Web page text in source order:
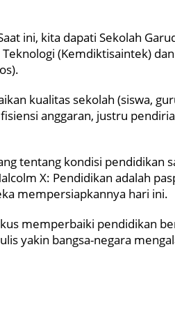
ini, kita dapati Sekolah
(Kemdiktisaintek)
kualitas sekolah (siswa,
anggaran, justru
tentang kondisi pendidikan
X: Pendidikan adalah
mempersiapkannya hari ini.
memperbaiki pendidikan
yakin bangsa-negara